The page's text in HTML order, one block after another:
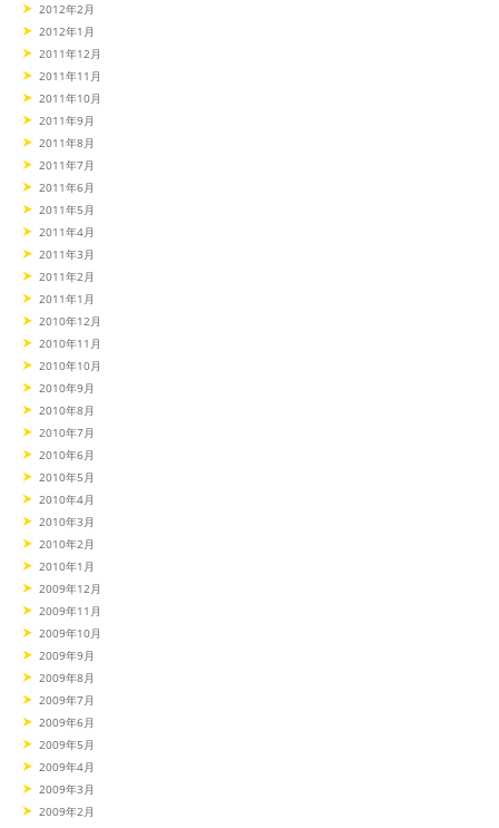
2012年2月
2012年1月
2011年12月
2011年11月
2011年10月
2011年9月
2011年8月
2011年7月
2011年6月
2011年5月
2011年4月
2011年3月
2011年2月
2011年1月
2010年12月
2010年11月
2010年10月
2010年9月
2010年8月
2010年7月
2010年6月
2010年5月
2010年4月
2010年3月
2010年2月
2010年1月
2009年12月
2009年11月
2009年10月
2009年9月
2009年8月
2009年7月
2009年6月
2009年5月
2009年4月
2009年3月
2009年2月